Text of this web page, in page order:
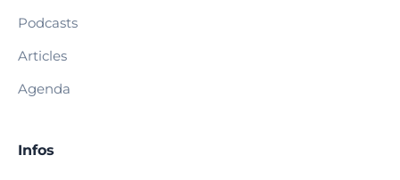
Podcasts
Articles
Agenda
Infos